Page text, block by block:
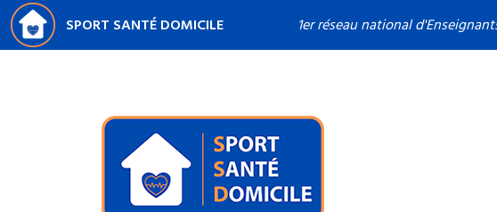
SPORT SANTÉ DOMICILE 1er réseau national